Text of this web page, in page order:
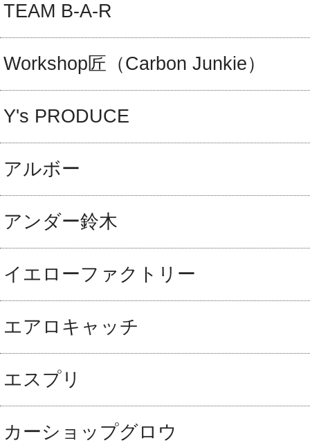
TEAM B-A-R
Workshop匠（Carbon Junkie）
Y's PRODUCE
アルボー
アンダー鈴木
イエローファクトリー
エアロキャッチ
エスプリ
カーショップグロウ